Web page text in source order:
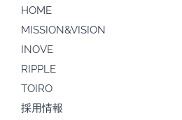
HOME
MISSION&VISION
INOVE
RIPPLE
TOIRO
採用情報